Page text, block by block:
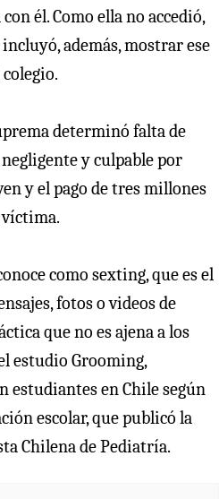
él. Como ella no accedió,
además, mostrar ese
determinó falta de
y culpable por
y el pago de tres millones
víctima.
como sexting, que es el
fotos o videos de
que no es ajena a los
estudio Grooming,
estudiantes en Chile según
escolar, que publicó la
Chilena de Pediatría.